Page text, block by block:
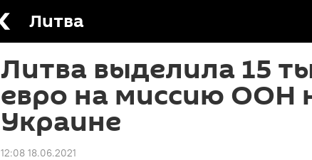
Литва
Литва выделила 15
евро на миссию ООН
Украине
12:08 18.06.2021